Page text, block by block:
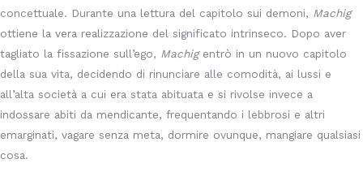
concettuale. Durante una lettura del capitolo sui demoni, Machig
ottiene la vera realizzazione del significato intrinseco. Dopo aver
tagliato la fissazione sull’ego, Machigentrò in un nuovo capitolo
della sua vita, decidendo di rinunciare alle comodità, ai lussi e
all’alta società a cui era stata abituata e si rivolse invece a
indossare abiti da mendicante, frequentando i lebbrosi e altri
emarginati, vagare senza meta, dormire ovunque, mangiare qualsiasi
cosa.